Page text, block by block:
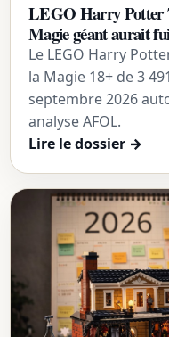
LEGO Harry Potter
Magie géant aurait
Le LEGO Harry
la Magie 18+ de 3
septembre 2026
analyse AFOL.
Lire le dossier →